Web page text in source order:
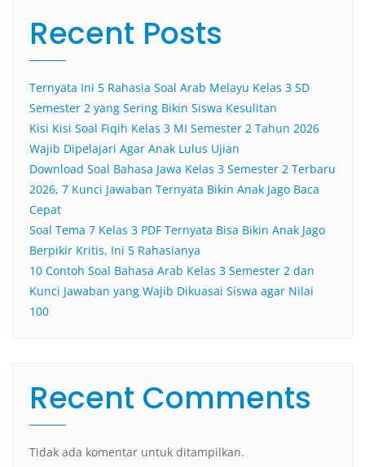
Recent Posts
Ternyata Ini 5 Rahasia Soal Arab Melayu Kelas 3 SD
Semester 2 yang Sering Bikin Siswa Kesulitan
Kisi Kisi Soal Fiqih Kelas 3 MI Semester 2 Tahun 2026
Wajib Dipelajari Agar Anak Lulus Ujian
Download Soal Bahasa Jawa Kelas 3 Semester 2 Terbaru
2026, 7 Kunci Jawaban Ternyata Bikin Anak Jago Baca
Cepat
Soal Tema 7 Kelas 3 PDF Ternyata Bisa Bikin Anak Jago
Berpikir Kritis, Ini 5 Rahasianya
10 Contoh Soal Bahasa Arab Kelas 3 Semester 2 dan
Kunci Jawaban yang Wajib Dikuasai Siswa agar Nilai
100
Recent Comments
Tidak ada komentar untuk ditampilkan.